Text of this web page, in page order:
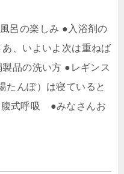
呂の楽しみ ●入浴剤の
、いよいよ次は重ねば
品の洗い方 ●レギンス
たんぽ）は寝ていると
式呼吸 ●みなさんお